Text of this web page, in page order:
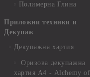
Полимерна Глина
Приложни техники и
Декупаж
Декупажна хартия
Оризова декупажна
хартия А4 - Alchemy